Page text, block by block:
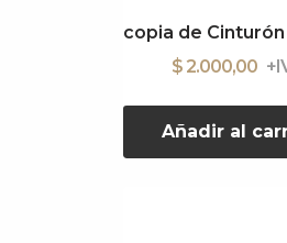
$ 2.000,00
Añadir al